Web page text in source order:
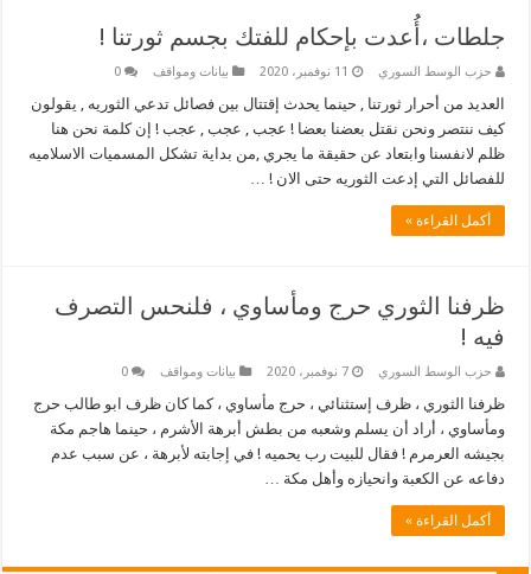
جلطات ،أُعدت بإحكام للفتك بجسم ثورتنا !
حزب الوسط السوري 11 نوفمبر، 2020 بيانات ومواقف 0
العديد من أحرار ثورتنا , حينما يحدث إقتتال بين فصائل تدعي الثوريه , يقولون
كيف ننتصر ونحن نقتل بعضنا بعضا ! عجب , عجب , عجب ! إن كلمة نحن هنا
ظلم لانفسنا وابتعاد عن حقيقة ما يجري ,من بداية تشكل المسميات الاسلاميه
للفصائل التي إدعت الثوريه حتى الان ! …
أكمل القراءة »
ظرفنا الثوري حرج ومأساوي ، فلنحس التصرف
فيه !
حزب الوسط السوري 7 نوفمبر، 2020 بيانات ومواقف 0
ظرفنا الثوري ، ظرف إستثنائي ، حرج مأساوي ، كما كان ظرف ابو طالب حرج
ومأساوي ، أراد أن يسلم وشعبه من بطش أبرهة الأشرم ، حينما هاجم مكة
بجيشه العرمرم ! فقال للبيت رب يحميه ! في إجابته لأبرهة ، عن سبب عدم
دفاعه عن الكعبة وانحيازه وأهل مكة …
أكمل القراءة »